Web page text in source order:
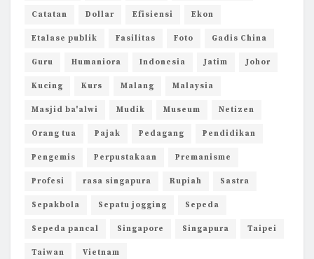
Catatan Dollar Efisiensi Ekon
Etalase publik Fasilitas Foto Gadis China
Guru Humaniora Indonesia Jatim Johor
Kucing Kurs Malang Malaysia
Masjid ba'alwi Mudik Museum Netizen
Orang tua Pajak Pedagang Pendidikan
Pengemis Perpustakaan Premanisme
Profesi rasa singapura Rupiah Sastra
Sepakbola Sepatu jogging Sepeda
Sepeda pancal Singapore Singapura Taipei
Taiwan Vietnam